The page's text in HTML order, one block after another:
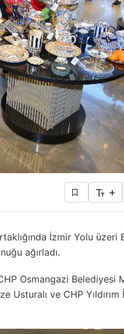
+
İzmir Yolu üzeri
ağırladı.
Osmangazi Belediyesi
Usturalı ve CHP Yıldırım